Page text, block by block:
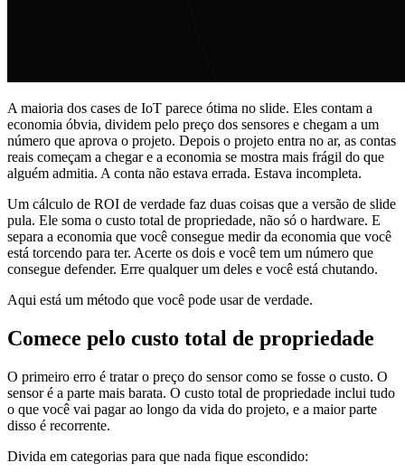
A maioria dos cases de IoT parece ótima no slide. Eles contam a
economia óbvia, dividem pelo preço dos sensores e chegam a um
número que aprova o projeto. Depois o projeto entra no ar, as contas
reais começam a chegar e a economia se mostra mais frágil do que
alguém admitia. A conta não estava errada. Estava incompleta.
Um cálculo de ROI de verdade faz duas coisas que a versão de slide
pula. Ele soma o custo total de propriedade, não só o hardware. E
separa a economia que você consegue medir da economia que você
está torcendo para ter. Acerte os dois e você tem um número que
consegue defender. Erre qualquer um deles e você está chutando.
Aqui está um método que você pode usar de verdade.
Comece pelo custo total de propriedade
O primeiro erro é tratar o preço do sensor como se fosse o custo. O
sensor é a parte mais barata. O custo total de propriedade inclui tudo
o que você vai pagar ao longo da vida do projeto, e a maior parte
disso é recorrente.
Divida em categorias para que nada fique escondido: